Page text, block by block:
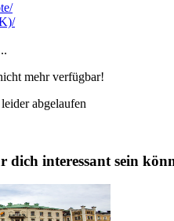
/
/
mehr verfügbar!
abgelaufen
dich interessant sein